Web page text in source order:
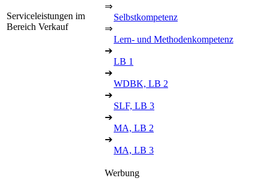
Serviceleistungen im
Bereich Verkauf
⇒
Selbstkompetenz
⇒
Lern- und Methodenkompetenz
➔
LB 1
➔
WDBK, LB 2
➔
SLF, LB 3
➔
MA, LB 2
➔
MA, LB 3
Werbung